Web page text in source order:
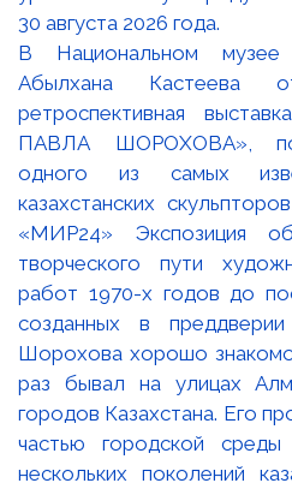
В Национальном
Абылхана Кастеева
ретроспективная
ПАВЛА ШОРОХОВА»,
одного из самых
казахстанских
«МИР24» Экспозиция
творческого пути
работ 1970-х годов до
созданных в
Шорохова хорошо
раз бывал на улицах
городов Казахстана. Его
частью городской
нескольких поколений